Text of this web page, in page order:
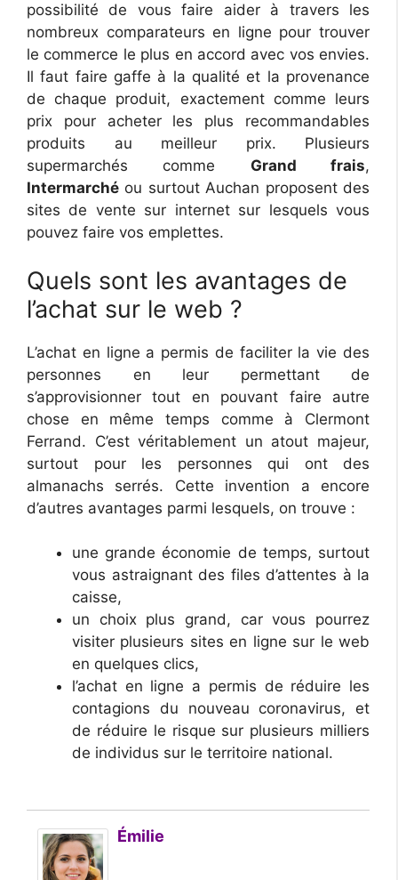
possibilité de vous faire aider à travers les
nombreux comparateurs en ligne pour trouver
le commerce le plus en accord avec vos envies.
Il faut faire gaffe à la qualité et la provenance
de chaque produit, exactement comme leurs
prix pour acheter les plus recommandables
produits au meilleur prix. Plusieurs
supermarchés comme Grand frais,
Intermarché ou surtout Auchan proposent des
sites de vente sur internet sur lesquels vous
pouvez faire vos emplettes.
Quels sont les avantages de
l’achat sur le web ?
L’achat en ligne a permis de faciliter la vie des
personnes en leur permettant de
s’approvisionner tout en pouvant faire autre
chose en même temps comme à Clermont
Ferrand. C’est véritablement un atout majeur,
surtout pour les personnes qui ont des
almanachs serrés. Cette invention a encore
d’autres avantages parmi lesquels, on trouve :
une grande économie de temps, surtout
vous astraignant des files d’attentes à la
caisse,
un choix plus grand, car vous pourrez
visiter plusieurs sites en ligne sur le web
en quelques clics,
l’achat en ligne a permis de réduire les
contagions du nouveau coronavirus, et
de réduire le risque sur plusieurs milliers
de individus sur le territoire national.
Émilie